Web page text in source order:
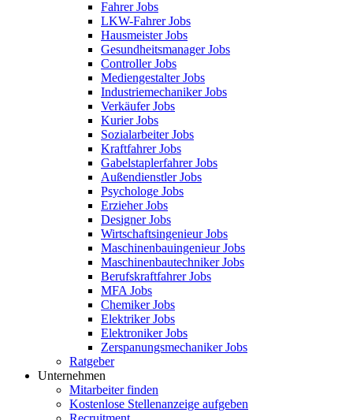
Fahrer Jobs
LKW-Fahrer Jobs
Hausmeister Jobs
Gesundheitsmanager Jobs
Controller Jobs
Mediengestalter Jobs
Industriemechaniker Jobs
Verkäufer Jobs
Kurier Jobs
Sozialarbeiter Jobs
Kraftfahrer Jobs
Gabelstaplerfahrer Jobs
Außendienstler Jobs
Psychologe Jobs
Erzieher Jobs
Designer Jobs
Wirtschaftsingenieur Jobs
Maschinenbauingenieur Jobs
Maschinenbautechniker Jobs
Berufskraftfahrer Jobs
MFA Jobs
Chemiker Jobs
Elektriker Jobs
Elektroniker Jobs
Zerspanungsmechaniker Jobs
Ratgeber
Unternehmen
Mitarbeiter finden
Kostenlose Stellenanzeige aufgeben